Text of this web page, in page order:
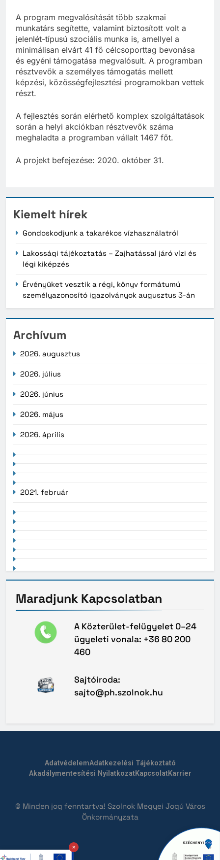
A program megvalósítását több szakmai
munkatárs segítette, valamint biztosított volt a
jelenlét-típusú szociális munka is, amellyel a
minimálisan elvárt 41 fő célcsoporttag bevonása
és egyéni támogatása megvalósult. A programban
résztvevők a személyes támogatás mellett
képzési, közösségfejlesztési programokban vettek
részt.
A fejlesztés során elérhető komplex szolgáltatások
során a helyi akciókban résztvevők száma
meghaladta a programban vállalt 1467 főt.
A projekt befejezése: 2020. október 31.
Kiemelt hírek
Gondoskodjunk a takarékos vízhasználatról
Lakossági tájékoztatás – Zajhatással járó vízi és
légi kiképzés
Érvényüket vesztik a régi, könyv formátumú
személyazonosító igazolványok augusztus 3-án
Archívum
2026. augusztus
2026. július
2026. június
2026. május
2026. április
2021. február
Maradjunk Kapcsolatban
A Közterület-felügyelet 0–24
ügyeleti vonala: +36 80 200
460
Sajtóiroda:
sajto@ph.szolnok.hu
AdatvédelemAdatkezelési Tájékoztató
Akadálymentesítési NyilatkozatKapcsolatKarrier
© Minden jog fenntartva! Szolnok Megyei Jogú Város
Önkormányzata
×